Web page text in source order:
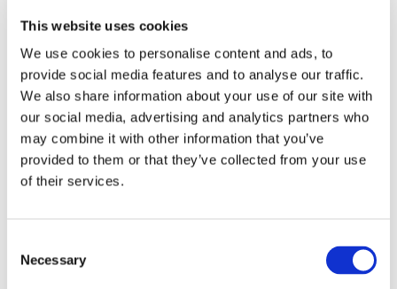
This website uses cookies
We use cookies to personalise content and ads, to
provide social media features and to analyse our traffic.
We also share information about your use of our site with
our social media, advertising and analytics partners who
may combine it with other information that you’ve
provided to them or that they’ve collected from your use
of their services.
Selection
Necessary
Bestill takeaway fra Golden Chimp på tlf her:22 19 91 22
Andre restauranter i Oslo som også tilbyr takeaway:
Brutus